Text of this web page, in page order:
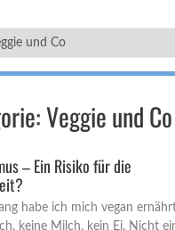
Veggie und Co
– Ein Risiko für die
habe ich mich vegan
keine Milch, kein Ei. Nicht